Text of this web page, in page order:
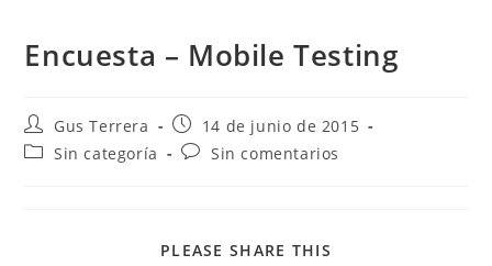
Encuesta – Mobile Testing
Gus Terrera
14 de junio de 2015
Sin categoría
Sin comentarios
PLEASE SHARE THIS